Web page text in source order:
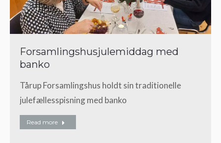
Forsamlingshusjulemiddag med
banko
Tårup Forsamlingshus holdt sin traditionelle
julefællesspisning med banko
Read more